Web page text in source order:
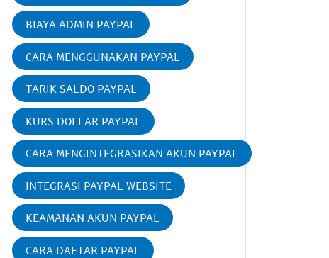
BIAYA ADMIN PAYPAL
CARA MENGGUNAKAN PAYPAL
TARIK SALDO PAYPAL
KURS DOLLAR PAYPAL
CARA MENGINTEGRASIKAN AKUN PAYPAL
INTEGRASI PAYPAL WEBSITE
KEAMANAN AKUN PAYPAL
CARA DAFTAR PAYPAL